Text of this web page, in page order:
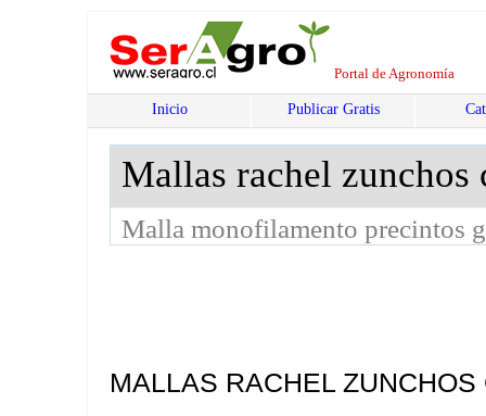
Portal de Agronomía
Inicio Publicar Gratis
Mallas rachel
Malla monofilamento precintos
MALLAS RACHEL